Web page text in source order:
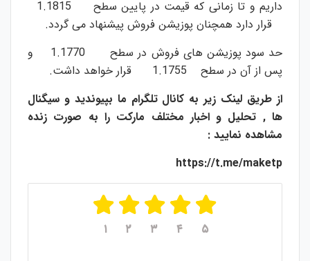
قرار دارد همچنان پوزیشن فروش پیشنهاد می گردد.
حد سود پوزیشن های فروش در سطح 1.1770 و
پس از آن در سطح 1.1755 قرار خواهد داشت.
از طریق لینک زیر به کانال تلگرام ما بپیوندید و سیگنال
ها , تحلیل و اخبار مختلف مارکت را به صورت زنده
مشاهده نمایید :
https://t.me/maketp
۱ ۲ ۳ ۴ ۵